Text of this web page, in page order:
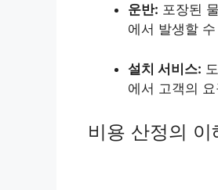
운반: 포장된
에서 발생할
설치 서비스:
에서 고객의
비용 산정의 이